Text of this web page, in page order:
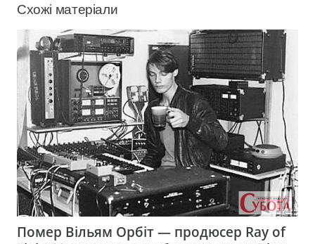
Схожі матеріали
Помер Вільям Орбіт — продюсер Ray of